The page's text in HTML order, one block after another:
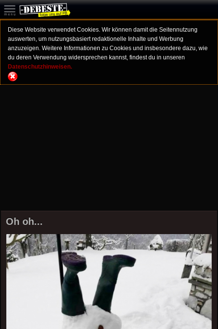
Diese Website verwendet Cookies. Wir können damit die Seitennutzung
auswerten, um nutzungsbasiert redaktionelle Inhalte und Werbung
anzuzeigen. Weitere Informationen zu Cookies und insbesondere dazu, wie
du deren Verwendung widersprechen kannst, findest du in unseren
Datenschutzhinweisen.
Oh oh...